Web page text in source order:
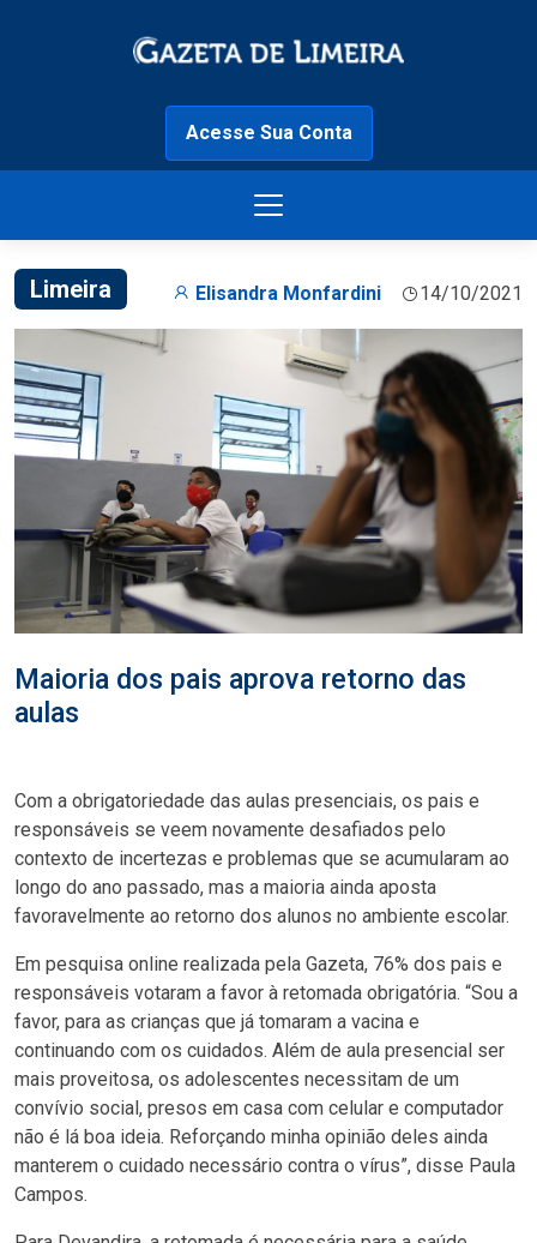
Acesse Sua Conta
Limeira Elisandra Monfardini 14/10/2021
Maioria dos pais aprova retorno das
aulas
Com a obrigatoriedade das aulas presenciais, os pais e
responsáveis se veem novamente desafiados pelo
contexto de incertezas e problemas que se acumularam ao
longo do ano passado, mas a maioria ainda aposta
favoravelmente ao retorno dos alunos no ambiente escolar.
Em pesquisa online realizada pela Gazeta, 76% dos pais e
responsáveis votaram a favor à retomada obrigatória. “Sou a
favor, para as crianças que já tomaram a vacina e
continuando com os cuidados. Além de aula presencial ser
mais proveitosa, os adolescentes necessitam de um
convívio social, presos em casa com celular e computador
não é lá boa ideia. Reforçando minha opinião deles ainda
manterem o cuidado necessário contra o vírus”, disse Paula
Campos.